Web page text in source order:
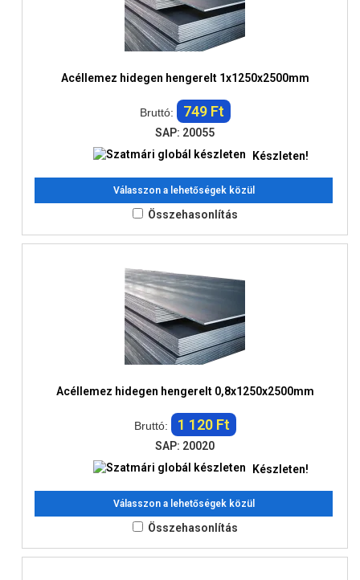
Acéllemez hidegen hengerelt 1x1250x2500mm
Bruttó: 749 Ft
SAP: 20055
Készleten!
Válasszon a lehetőségek közül
Összehasonlítás
Acéllemez hidegen hengerelt 0,8x1250x2500mm
Bruttó: 1 120 Ft
SAP: 20020
Készleten!
Válasszon a lehetőségek közül
Összehasonlítás